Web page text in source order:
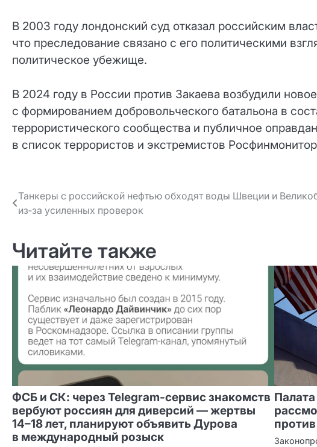
В 2003 году лондонский суд отказал российским
что преследование связано с его политическими
политическое убежище.
В 2024 году в России против Закаева возбудили
с формированием добровольческого батальона в
террористического сообщества и публичное
в список террористов и экстремистов
Навигация
по записям
Танкеры с российской нефтью обходят воды Швеции и
из‑за усиленных проверок
Читайте также
ФСБ и СК: через Telegram‑сервис знакомств
вербуют россиян для диверсий — жертвы
14–18 лет, планируют объявить Дурова
в международный розыск